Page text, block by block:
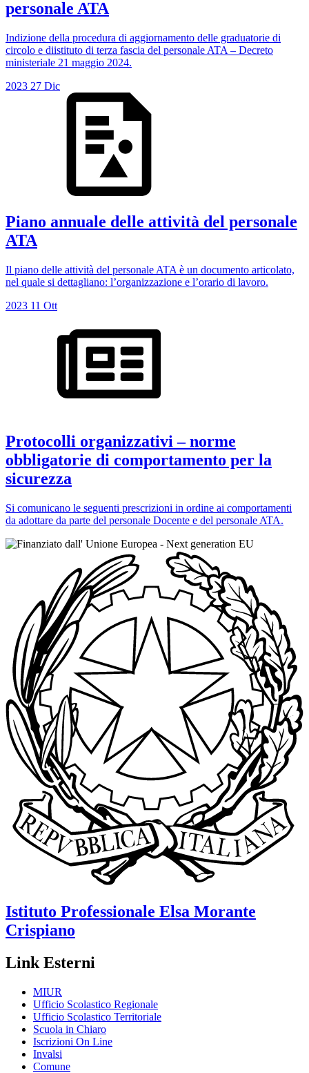
personale ATA
Indizione della procedura di aggiornamento delle graduatorie di
circolo e diistituto di terza fascia del personale ATA – Decreto
ministeriale 21 maggio 2024.
2023 27 Dic
Piano annuale delle attività del personale
ATA
Il piano delle attività del personale ATA è un documento articolato,
nel quale si dettagliano: l’organizzazione e l’orario di lavoro.
2023 11 Ott
Protocolli organizzativi – norme
obbligatorie di comportamento per la
sicurezza
Si comunicano le seguenti prescrizioni in ordine ai comportamenti
da adottare da parte del personale Docente e del personale ATA.
Istituto Professionale Elsa Morante
Crispiano
Link Esterni
MIUR
Ufficio Scolastico Regionale
Ufficio Scolastico Territoriale
Scuola in Chiaro
Iscrizioni On Line
Invalsi
Comune